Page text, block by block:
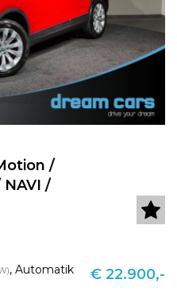
/
NAVI /
, Automatik
€ 22.900,-